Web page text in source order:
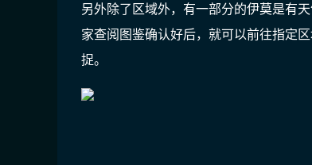
另外除了区域外，有一部分的伊莫是有
家查阅图鉴确认好后，就可以前往指定
捉。